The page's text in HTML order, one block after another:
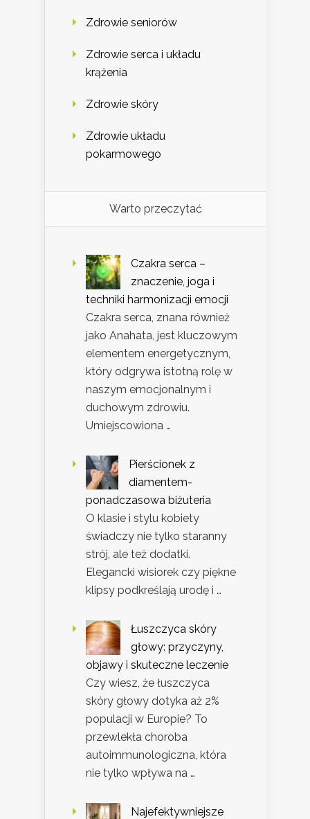
Zdrowie seniorów
Zdrowie serca i układu
krążenia
Zdrowie skóry
Zdrowie układu
pokarmowego
Warto przeczytać
Czakra serca –
znaczenie, joga i
techniki harmonizacji emocji
Czakra serca, znana również
jako Anahata, jest kluczowym
elementem energetycznym,
który odgrywa istotną rolę w
naszym emocjonalnym i
duchowym zdrowiu.
Umiejscowiona …
Pierścionek z
diamentem-
ponadczasowa biżuteria
O klasie i stylu kobiety
świadczy nie tylko staranny
strój, ale też dodatki.
Elegancki wisiorek czy piękne
klipsy podkreślają urodę i …
Łuszczyca skóry
głowy: przyczyny,
objawy i skuteczne leczenie
Czy wiesz, że łuszczyca
skóry głowy dotyka aż 2%
populacji w Europie? To
przewlekła choroba
autoimmunologiczna, która
nie tylko wpływa na …
Najefektywniejsze